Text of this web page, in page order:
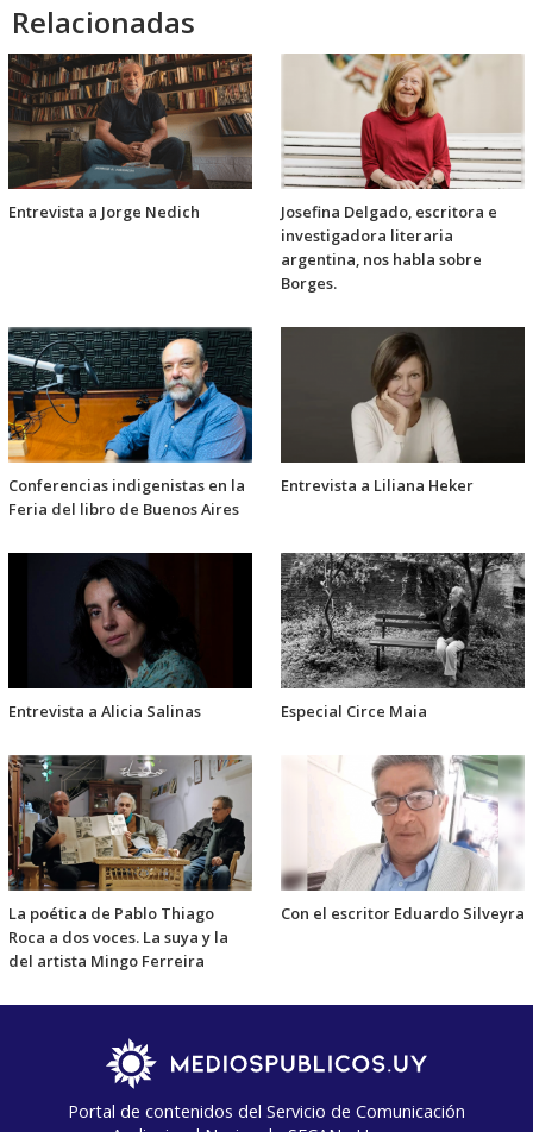
Relacionadas
Entrevista a Jorge Nedich
Josefina Delgado, escritora e
investigadora literaria
argentina, nos habla sobre
Borges.
Conferencias indigenistas en la
Feria del libro de Buenos Aires
Entrevista a Liliana Heker
Entrevista a Alicia Salinas Especial Circe Maia
La poética de Pablo Thiago
Roca a dos voces. La suya y la
del artista Mingo Ferreira
Con el escritor Eduardo Silveyra
Portal de contenidos del Servicio de Comunicación